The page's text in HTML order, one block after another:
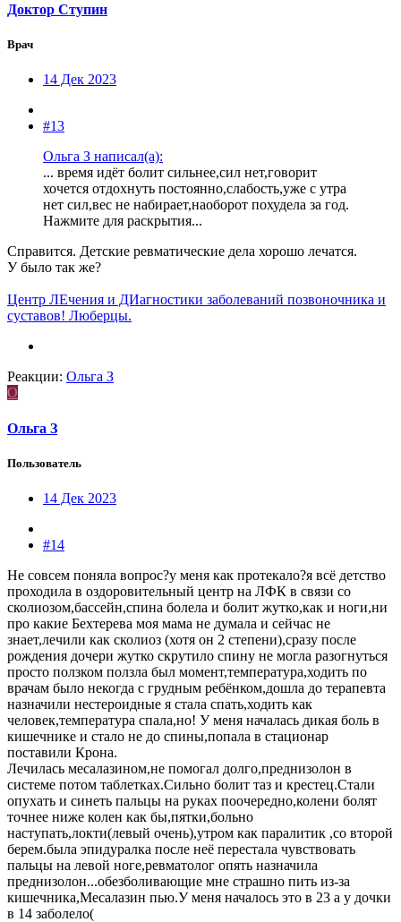
Доктор Ступин
Врач
14 Дек 2023
#13
Ольга З написал(а):
... время идёт болит сильнее,сил нет,говорит
хочется отдохнуть постоянно,слабость,уже с утра
нет сил,вес не набирает,наоборот похудела за год.
Нажмите для раскрытия...
Справится. Детские ревматические дела хорошо лечатся.
У было так же?
Центр ЛЕчения и ДИагностики заболеваний позвоночника и
суставов! Люберцы.
Реакции: Ольга З
О
Ольга З
Пользователь
14 Дек 2023
#14
Не совсем поняла вопрос?у меня как протекало?я всё детство
проходила в оздоровительный центр на ЛФК в связи со
сколиозом,бассейн,спина болела и болит жутко,как и ноги,ни
про какие Бехтерева моя мама не думала и сейчас не
знает,лечили как сколиоз (хотя он 2 степени),сразу после
рождения дочери жутко скрутило спину не могла разогнуться
просто ползком ползла был момент,температура,ходить по
врачам было некогда с грудным ребёнком,дошла до терапевта
назначили нестероидные я стала спать,ходить как
человек,температура спала,но! У меня началась дикая боль в
кишечнике и стало не до спины,попала в стационар
поставили Крона.
Лечилась месалазином,не помогал долго,преднизолон в
системе потом таблетках.Сильно болит таз и крестец.Стали
опухать и синеть пальцы на руках поочередно,колени болят
точнее ниже колен как бы,пятки,больно
наступать,локти(левый очень),утром как паралитик ,со второй
берем.была эпидуралка после неё перестала чувствовать
пальцы на левой ноге,ревматолог опять назначила
преднизолон...обезболивающие мне страшно пить из-за
кишечника,Месалазин пью.У меня началось это в 23 а у дочки
в 14 заболело(